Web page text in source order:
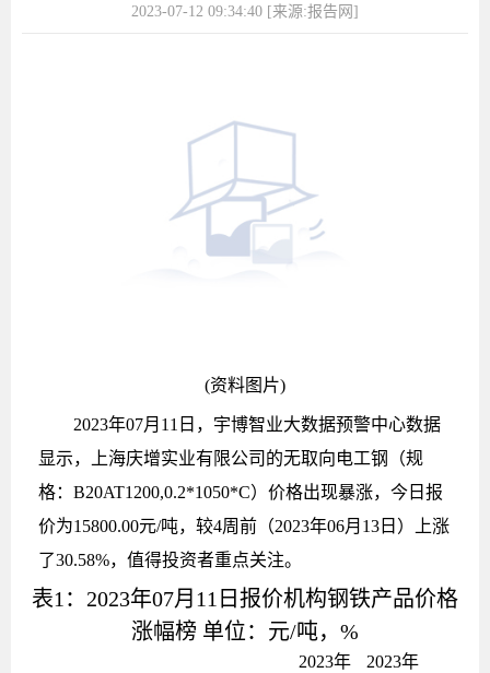
2023-07-12 09:34:40 [来源:报告网]
(资料图片)
2023年07月11日，宇博智业大数据预警中心数据
显示，上海庆增实业有限公司的无取向电工钢（规
格：B20AT1200,0.2*1050*C）价格出现暴涨，今日报
价为15800.00元/吨，较4周前（2023年06月13日）上涨
了30.58%，值得投资者重点关注。
表1：2023年07月11日报价机构钢铁产品价格
涨幅榜 单位：元/吨，%
2023年
2023年